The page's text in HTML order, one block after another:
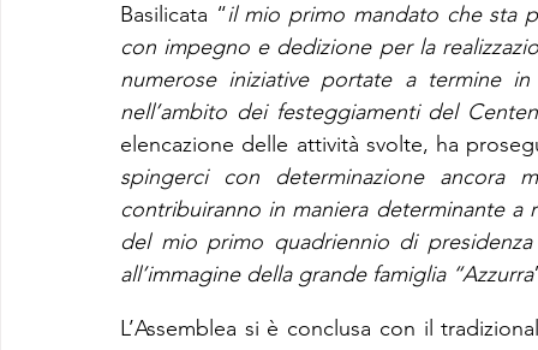
Basilicata “il mio primo mandato che sta
con impegno e dedizione per la
numerose iniziative portate a termine
nell’ambito dei festeggiamenti del
elencazione delle attività svolte, ha
spingerci con determinazione ancora
contribuiranno in maniera determinante
del mio primo quadriennio di
all’immagine della grande famiglia “Azzurra
L’Assemblea si è conclusa con il